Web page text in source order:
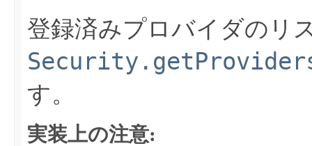
登録済みプロバイダのリ
す。
実装上の注意: